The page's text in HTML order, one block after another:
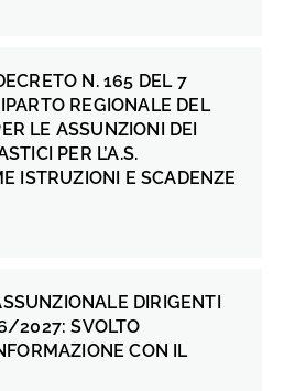
N. 165 DEL 7
REGIONALE DEL
LE ASSUNZIONI DEI
PER L’A.S.
ISTRUZIONI E SCADENZE
DIRIGENTI
2027: SVOLTO
CON IL